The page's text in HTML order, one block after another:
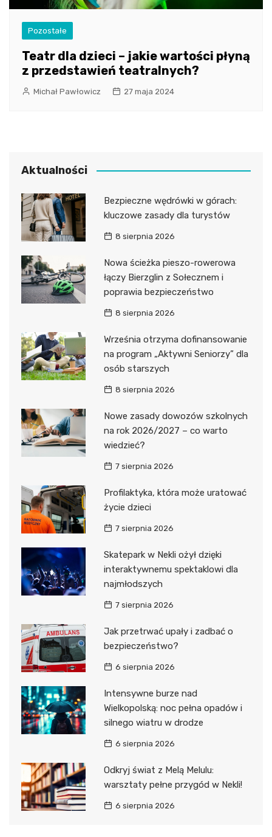
Pozostałe
Teatr dla dzieci – jakie wartości płyną
z przedstawień teatralnych?
Michał Pawłowicz 27 maja 2024
Aktualności
Bezpieczne wędrówki w górach:
kluczowe zasady dla turystów
8 sierpnia 2026
Nowa ścieżka pieszo-rowerowa
łączy Bierzglin z Sołecznem i
poprawia bezpieczeństwo
8 sierpnia 2026
Września otrzyma dofinansowanie
na program „Aktywni Seniorzy” dla
osób starszych
8 sierpnia 2026
Nowe zasady dowozów szkolnych
na rok 2026/2027 – co warto
wiedzieć?
7 sierpnia 2026
Profilaktyka, która może uratować
życie dzieci
7 sierpnia 2026
Skatepark w Nekli ożył dzięki
interaktywnemu spektaklowi dla
najmłodszych
7 sierpnia 2026
Jak przetrwać upały i zadbać o
bezpieczeństwo?
6 sierpnia 2026
Intensywne burze nad
Wielkopolską: noc pełna opadów i
silnego wiatru w drodze
6 sierpnia 2026
Odkryj świat z Melą Melulu:
warsztaty pełne przygód w Nekli!
6 sierpnia 2026